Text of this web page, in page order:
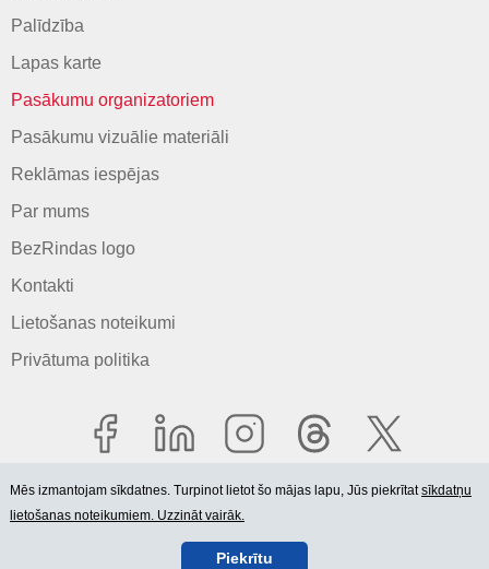
Palīdzība
Lapas karte
Pasākumu organizatoriem
Pasākumu vizuālie materiāli
Reklāmas iespējas
Par mums
BezRindas logo
Kontakti
Lietošanas noteikumi
Privātuma politika
© 2006-2026 SIA "BEZRINDAS.LV".
Mēs izmantojam sīkdatnes. Turpinot lietot šo mājas lapu, Jūs piekrītatsīkdatņu
lietošanas noteikumiem. Uzzināt vairāk.
Piekrītu